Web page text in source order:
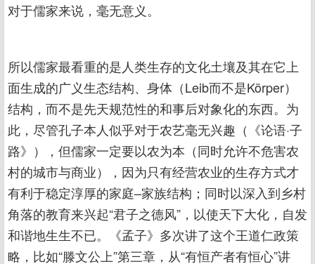
对于儒家来说，毫无意义。
所以儒家最看重的是人类生存的文化土壤及其在它上
面生成的广义生态结构、身体（Leib而不是Körper）
结构，而不是先天规范性的和事后对象化的东西。为
此，尽管孔子本人似乎对于农艺毫无兴趣（《论语·子
路》），但儒家一定要以农为本（同时允许不危害农
村的城市与商业），因为只有经营农业的生存方式才
有利于稳定淳厚的家庭–家族结构；同时以深入到乡村
角落的教育来兴起“君子之德风”，以使天下大化，自发
和谐地生生不已。《孟子》多次讲了这个王道仁政策
略，比如“滕文公上”第三章，从“有恒产者有恒心”讲